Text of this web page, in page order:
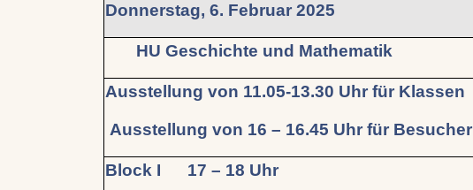
Donnerstag, 6. Februar 2025
HU Geschichte und Mathematik
Ausstellung von 11.05-13.30 Uhr für Klassen
Ausstellung von 16 – 16.45 Uhr für Besucher
Block I 17 – 18 Uhr